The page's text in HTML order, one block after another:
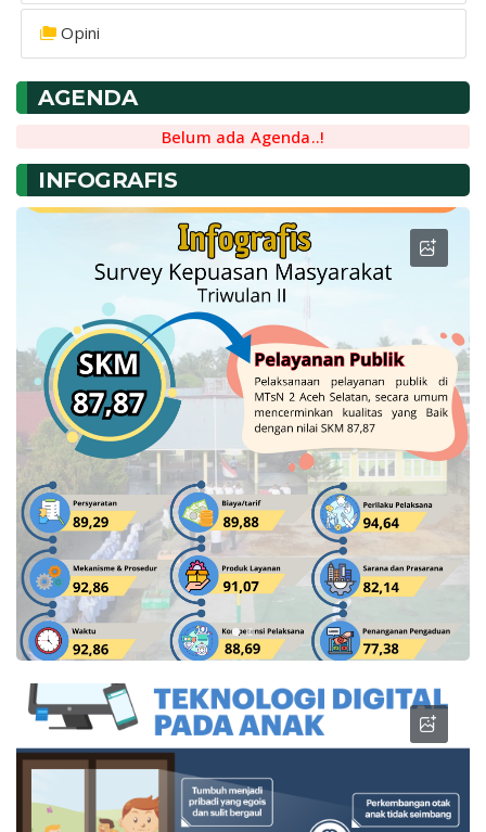
Opini
AGENDA
Belum ada Agenda..!
INFOGRAFIS